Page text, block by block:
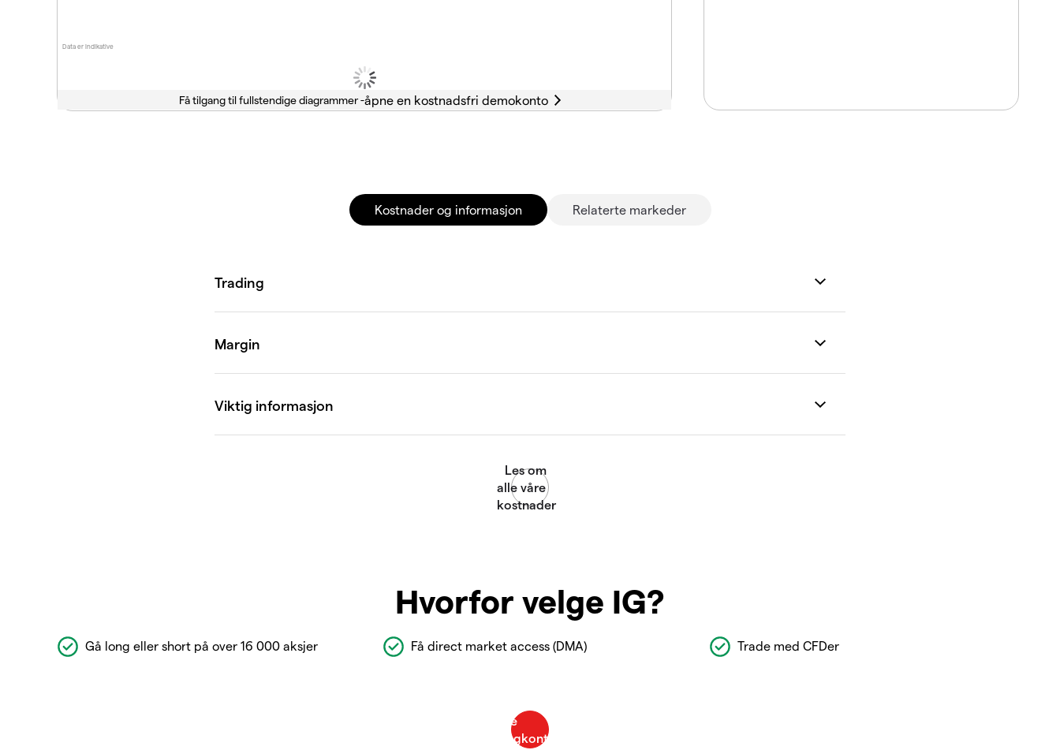
Data er indikative
Få tilgang til fullstendige diagrammer -
Kostnader og informasjon Relaterte markeder
Hvorfor velge IG?
Gå long eller short på over 16 000 aksjer Få direct market access (DMA) Trade med CFDer